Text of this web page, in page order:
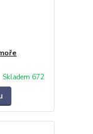
Skladem 672